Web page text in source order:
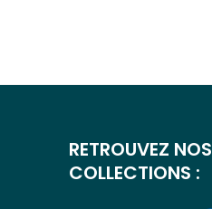
RETROUVEZ NOS
COLLECTIONS :